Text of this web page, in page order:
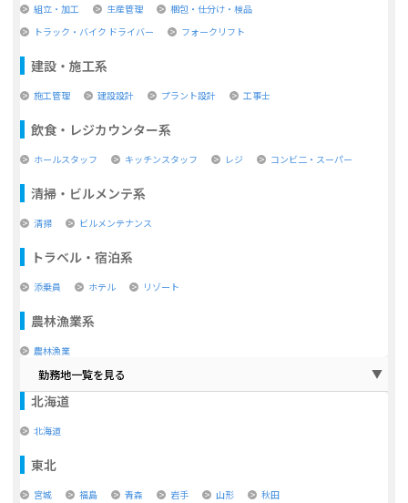
組立・加工 生産管理
梱包・仕分け・検品
トラック・バイク ドライバー
フォークリフト
建設・施工系
施工管理 建設設計 プラント設計 工事士
飲食・レジカウンター系
ホールスタッフ キッチンスタッフ レジ コンビ二・スーパー
清掃・ビルメンテ系
清掃 ビルメンテナンス
トラベル・宿泊系
添乗員 ホテル リゾート
農林漁業系
農林漁業
勤務地一覧を見る
北海道
北海道
東北
宮城 福島 青森 岩手 山形 秋田